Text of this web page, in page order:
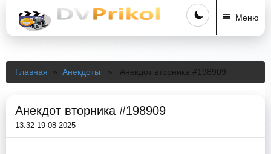
Меню
Главная » Анекдоты » Анекдот вторника #198909
Анекдот вторника #198909
13:32 19-08-2025